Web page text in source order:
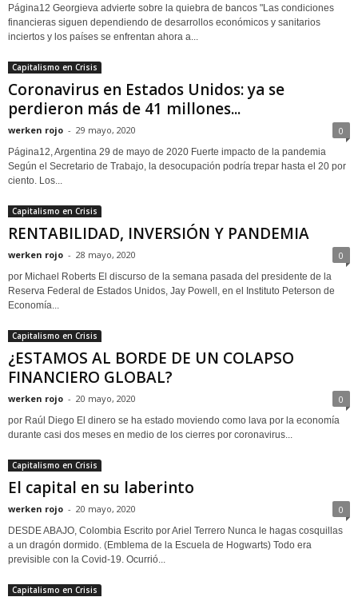
Página12 Georgieva advierte sobre la quiebra de bancos "Las condiciones
financieras siguen dependiendo de desarrollos económicos y sanitarios
inciertos y los países se enfrentan ahora a...
Capitalismo en Crisis
Coronavirus en Estados Unidos: ya se
perdieron más de 41 millones...
werken rojo - 29 mayo, 2020 0
Página12, Argentina 29 de mayo de 2020 Fuerte impacto de la pandemia
Según el Secretario de Trabajo, la desocupación podría trepar hasta el 20 por
ciento. Los...
Capitalismo en Crisis
RENTABILIDAD, INVERSIÓN Y PANDEMIA
werken rojo - 28 mayo, 2020 0
por Michael Roberts El discurso de la semana pasada del presidente de la
Reserva Federal de Estados Unidos, Jay Powell, en el Instituto Peterson de
Economía...
Capitalismo en Crisis
¿ESTAMOS AL BORDE DE UN COLAPSO
FINANCIERO GLOBAL?
werken rojo - 20 mayo, 2020 0
por Raúl Diego El dinero se ha estado moviendo como lava por la economía
durante casi dos meses en medio de los cierres por coronavirus...
Capitalismo en Crisis
El capital en su laberinto
werken rojo - 20 mayo, 2020 0
DESDE ABAJO, Colombia Escrito por Ariel Terrero Nunca le hagas cosquillas
a un dragón dormido. (Emblema de la Escuela de Hogwarts) Todo era
previsible con la Covid-19. Ocurrió...
Capitalismo en Crisis